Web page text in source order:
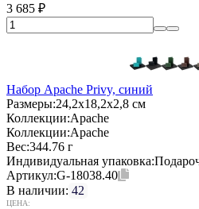
3 685 ₽
Набор Apache Privy, синий
Размеры:24,2х18,2х2,8 см
Коллекции:Apache
Коллекции:Apache
Вес:344.76 г
Индивидуальная упаковка:
Артикул:G-18038.40
В наличии: 42
ЦЕНА: